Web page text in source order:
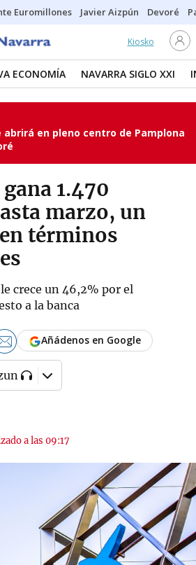
Euromillones Javier Aizpún Devoré
Kiosko
ECONOMÍA NAVARRA SIGLO XXI
abrirá en pleno centro de Pamplona
1.470
marzo, un
términos
crece un 46,2% por el
a la banca
a las 09:17
Añádenos en Google